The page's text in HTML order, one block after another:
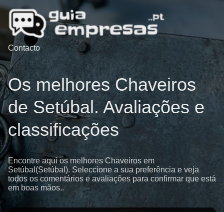
Contacto
Os melhores Chaveiros
de Setúbal. Avaliações e
classificações
Encontre aqui os melhores Chaveiros em
Setúbal(Setúbal). Seleccione a sua preferência e veja
todos os comentários e avaliações para confirmar que está
em boas mãos..